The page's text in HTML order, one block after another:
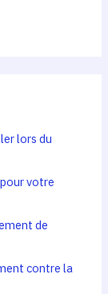
lors du
votre
de
contre la